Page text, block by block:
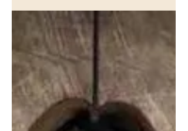
mission à un autre niveau car elle ne
charche pas le bonheur psychologique
mais l'alignement vibratoire...